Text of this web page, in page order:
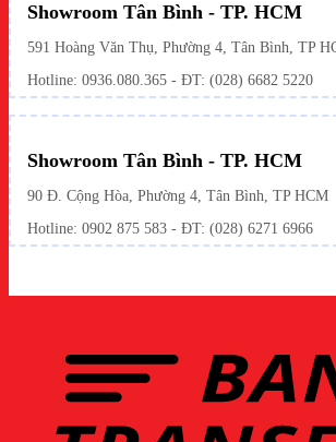
Showroom Tân Bình - TP. HCM
591 Hoàng Văn Thụ, Phường 4, Tân Bình, TP
Hotline: 0936.080.365 - ĐT: (028) 6682 5220
Showroom Tân Bình - TP. HCM
90 Đ. Cộng Hòa, Phường 4, Tân Bình, TP HCM
Hotline: 0902 875 583 - ĐT: (028) 6271 6966